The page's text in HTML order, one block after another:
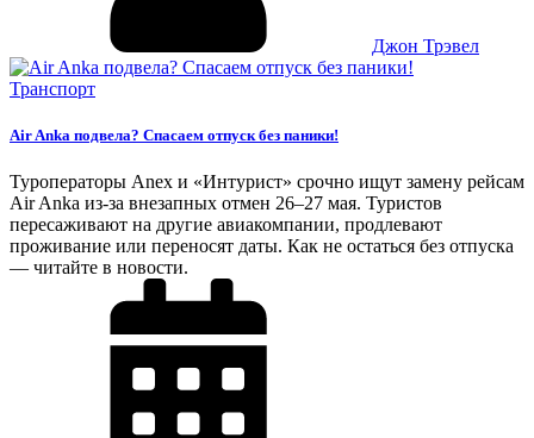
Джон Трэвел
Транспорт
Air Anka подвела? Спасаем отпуск без паники!
Туроператоры Anex и «Интурист» срочно ищут замену рейсам
Air Anka из-за внезапных отмен 26–27 мая. Туристов
пересаживают на другие авиакомпании, продлевают
проживание или переносят даты. Как не остаться без отпуска
— читайте в новости.